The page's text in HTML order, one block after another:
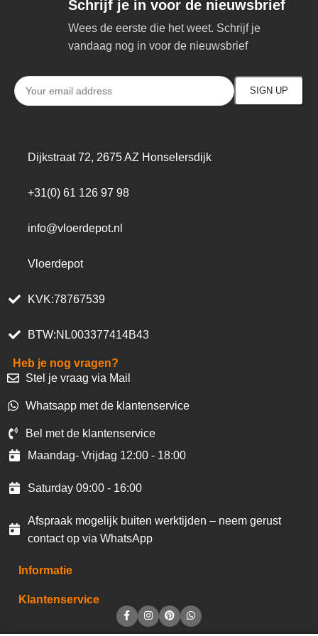
Schrijf je in voor de nieuwsbrief
Wees de eerste die het weet. Schrijf je
vandaag nog in voor de nieuwsbrief
Dijkstraat 72, 2675 AZ Honselersdijk
+31(0) 61 126 97 98
info@vloerdepot.nl
Vloerdepot
KVK:78767539
BTW:NL003377414B43
Heb je nog vragen?
Stel je vraag via Mail
Whatsapp met de klantenservice
Bel met de klantenservice
Maandag- Vrijdag 12:00 - 18:00
Saturday 09:00 - 16:00
Afspraak mogelijk buiten werktijden – neem gerust
contact op via WhatsApp
Informatie
Klantenservice